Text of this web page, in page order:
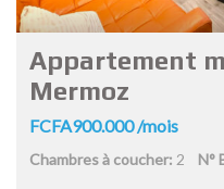
Appartement
Mermoz
FCFA900.000 /mois
Chambres à coucher: 2 N°